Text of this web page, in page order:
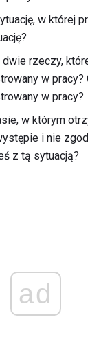
w której
rzeczy,
w pracy?
w pracy?
w którym
i nie
z tą sytuacją?
ad